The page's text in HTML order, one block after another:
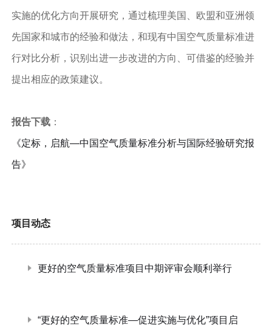
实施的优化方向开展研究，通过梳理美国、欧盟和亚洲领
先国家和城市的经验和做法，和现有中国空气质量标准进
行对比分析，识别出进一步改进的方向、可借鉴的经验并
提出相应的政策建议。
报告下载 ：
《定标，启航—中国空气质量标准分析与国际经验研究报
告》
项目动态
更好的空气质量标准项目中期评审会顺利举行
“更好的空气质量标准—促进实施与优化”项目启